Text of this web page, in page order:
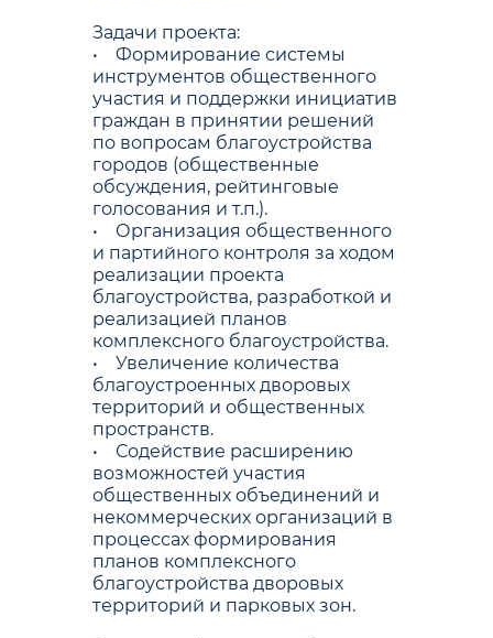
Задачи проекта:
• Формирование системы
инструментов общественного
участия и поддержки инициатив
граждан в принятии решений
по вопросам благоустройства
городов (общественные
обсуждения, рейтинговые
голосования и т.п.).
• Организация общественного
и партийного контроля за ходом
реализации проекта
благоустройства, разработкой и
реализацией планов
комплексного благоустройства.
• Увеличение количества
благоустроенных дворовых
территорий и общественных
пространств.
• Содействие расширению
возможностей участия
общественных объединений и
некоммерческих организаций в
процессах формирования
планов комплексного
благоустройства дворовых
территорий и парковых зон.